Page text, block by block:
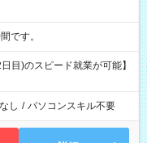
間です。
目)のスピード就業が可能】
し / パソコンスキル不要